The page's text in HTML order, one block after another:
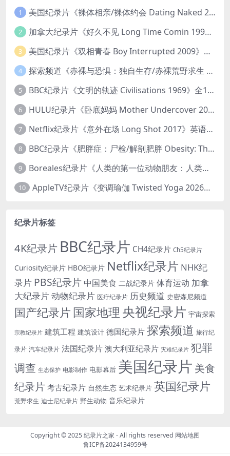
1 美国纪录片《裸体相亲/裸体约会 Dating Naked 2014-2016》第1-3季全33集 英语中英双字 无水印纯净版 1080P/MKV/85.6G 裸体相亲真人秀
2 加拿大纪录片《好久不见 Long Time Comin 1993》英语中英双字 官方纯净版 1080P/MKV/1G 女同性艺术家
3 美国纪录片《双相青春 Boy Interrupted 2009》英语中英双字 官方纯净版 1080P/MKV/1.43G 青少年躁郁症
4 探索频道《赤裸与恐惧：独自生存/赤裸荒野求生 Naked and Afraid: Solo 2023》第一季全8集 英语中英双字 官方纯净版 高码1080P/MKV/45.4G
5 BBC纪录片《文明的轨迹 Civilisations 1969》全13集 英语中英双字 高清收藏版 1080P/MKV/64.1G 西方艺术史话
6 HULU纪录片《卧底妈妈 Mother Undercover 2023》全4集 英语中英双字 官方纯净版 1080P/MKV/7.6G 拯救孩子
7 Netflix纪录片《意外在场 Long Shot 2017》英语中字 720P/NKV/1.06GB 美国谋杀误判案件
8 BBC纪录片《肥胖症：尸检/解剖肥胖 Obesity: The Post Mortem 2016》英语中英双字 无水印纯净版 1080P/MKV/1.03G
9 Boreales纪录片《人类的第一位动物朋友：人类和狗的神奇故事 Man’s First Friend 2018》英语中英双字 1080P/MP4/1.8G 狗的神奇故事
10 AppleTV纪录片《变调瑜伽 Twisted Yoga 2026》全3集 英语中英双字 无水印纯净版 1080P/MKV/10G 瑜伽大师背后的真相
纪录片标签
4K纪录片 BBC纪录片 CH4纪录片 Ch5纪录片
Curiosity纪录片 HBO纪录片 Netflix纪录片 NHK纪
录片 PBS纪录片 中国美食 二战纪录片 体育运动 加拿
大纪录片动物纪录片 医疗纪录片 历史频道 史密森尼频道
国产纪录片 国家地理 央视纪录片 宇宙探索
宗教纪录片 建筑工程 建筑设计 德国纪录片 探索频道 旅行纪
录片 汽车纪录片 法国纪录片 澳大利亚纪录片 灾难纪录片 犯罪
调查 生态保护 电影制作 电影幕后 美国纪录片 美食
纪录片考古纪录片 自然生态 艺术纪录片 英国纪录片
荒野求生 迪士尼纪录片 野生动物 音乐纪录片
Copyright © 2025纪录片之家 - All rights reserved 网站地图
鲁ICP备2024134959号